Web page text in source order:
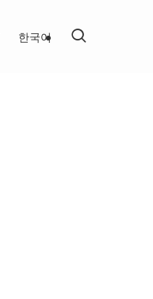
한국어